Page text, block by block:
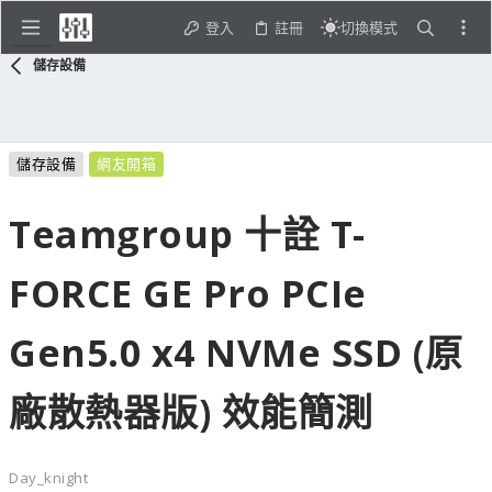
登入 註冊 切換模式
儲存設備
儲存設備 網友開箱
Teamgroup 十詮 T-
FORCE GE Pro PCIe
Gen5.0 x4 NVMe SSD (原
廠散熱器版) 效能簡測
Day_knight